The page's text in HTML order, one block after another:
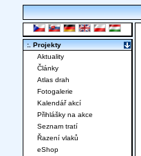
:. Projekty
Aktuality
Články
Atlas drah
Fotogalerie
Kalendář akcí
Přihlášky na akce
Seznam tratí
Řazení vlaků
eShop